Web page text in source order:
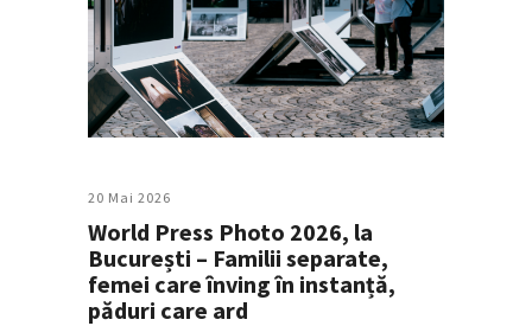
20 Mai 2026
World Press Photo 2026, la
București – Familii separate,
femei care înving în instanță,
păduri care ard